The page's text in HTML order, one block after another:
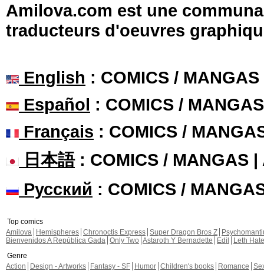
Amilova.com est une
traducteurs d'oeuvres
English : COMICS /
Español : COMICS /
Français : COMICS /
日本語: COMICS / MANGAS |
Русский : COMICS /
Top comics
Amilova
Hemispheres Chronoctis Express Super Dragon Bros Z
Bienvenidos A República Gada Only Two Astaroth Y Bernadette Edil
Leth Hate
Genre
Action
Design - Artworks Fantasy - SF Humor Children's books Romance